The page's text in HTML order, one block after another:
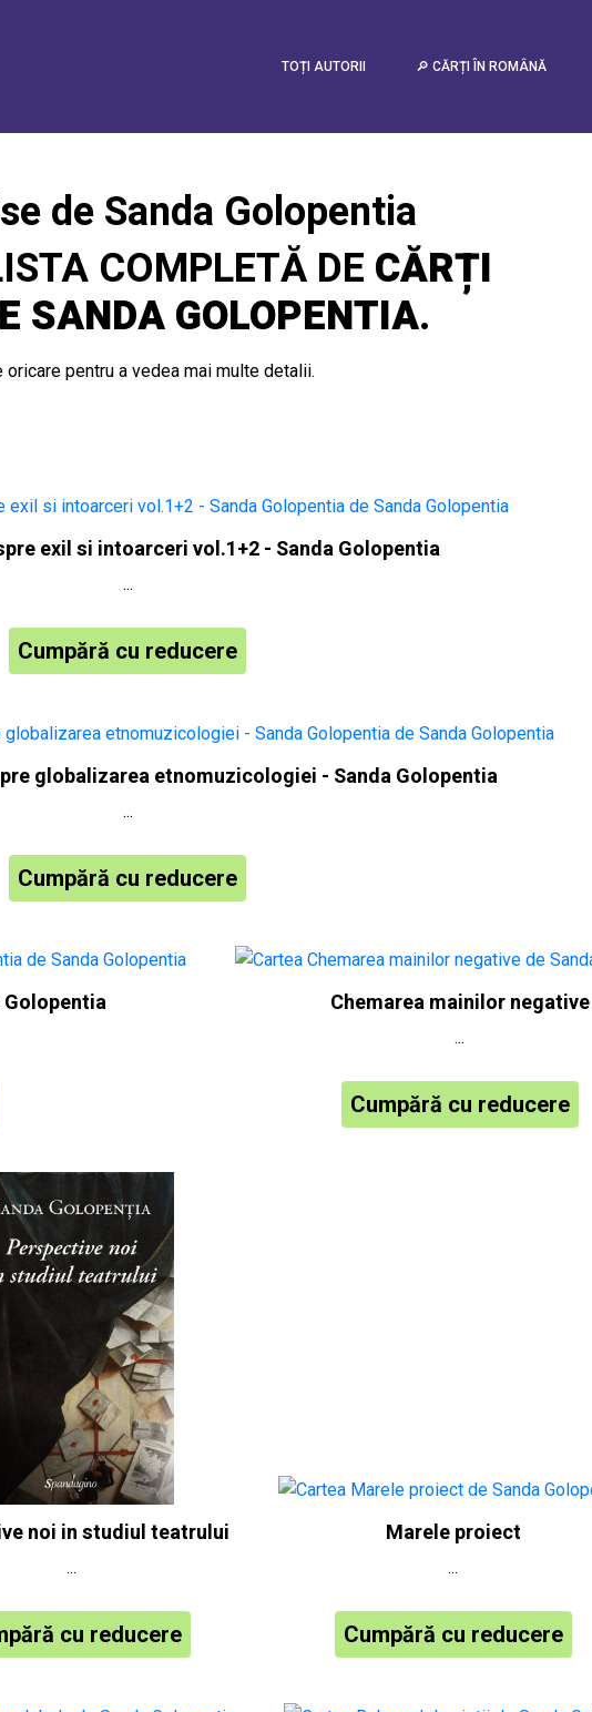
TOȚI AUTORII 🔎 CĂRȚI ÎN ROMÂNĂ
de Sanda Golopentia
COMPLETĂ DE CĂRȚI
SANDA GOLOPENTIA.
oricare pentru a vedea mai multe detalii.
exil si intoarceri vol.1+2 - Sanda Golopentia
...
Cumpără cu reducere
globalizarea etnomuzicologiei - Sanda Golopentia
...
Cumpără cu reducere
Chemarea mainilor negative
...
Cumpără cu reducere
noi in studiul teatrului
...
cu reducere
Marele proiect
...
Cumpără cu reducere